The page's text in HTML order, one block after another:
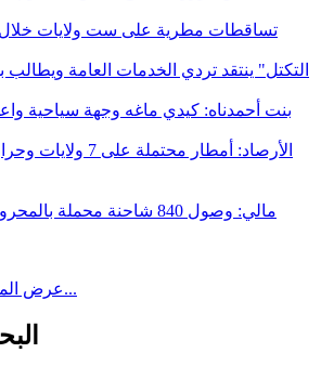
تساقطات مطرية على ست ولايات خلال الـ24 ساعة
"التكتل" ينتقد تردي الخدمات العامة
بنت أحمدناه: كيدي ماغه وجهة سياحية
مالي: وصول 840 شاحنة محملة
عرض المزيد من الأخبار...